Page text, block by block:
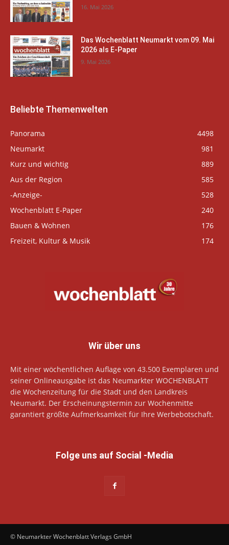
16. Mai 2026
Das Wochenblatt Neumarkt vom 09. Mai
2026 als E-Paper
9. Mai 2026
Beliebte Themenwelten
Panorama
4498
Neumarkt
981
Kurz und wichtig
889
Aus der Region
585
-Anzeige-
528
Wochenblatt E-Paper
240
Bauen & Wohnen
176
Freizeit, Kultur & Musik
174
Wir über uns
Mit einer wöchentlichen Auflage von 43.500 Exemplaren und
seiner Onlineausgabe ist das Neumarkter WOCHENBLATT
die Wochenzeitung für die Stadt und den Landkreis
Neumarkt. Der Erscheinungstermin zur Wochenmitte
garantiert größte Aufmerksamkeit für Ihre Werbebotschaft.
Folge uns auf Social -Media
© Neumarkter Wochenblatt Verlags GmbH